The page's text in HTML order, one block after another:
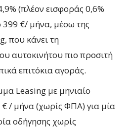
(πλέον εισφοράς 0,6%
€/ μήνα, μέσω της
που κάνει τη
αυτοκινήτου πιο προσιτή
επιτόκια αγοράς.
Leasing με μηνιαίο
/ μήνα (χωρίς ΦΠΑ) για μία
οδήγησης χωρίς